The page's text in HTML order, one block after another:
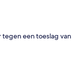
tegen een toeslag van